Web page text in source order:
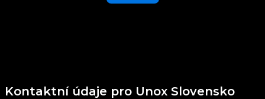
Kontaktní údaje pro Unox Slovensko